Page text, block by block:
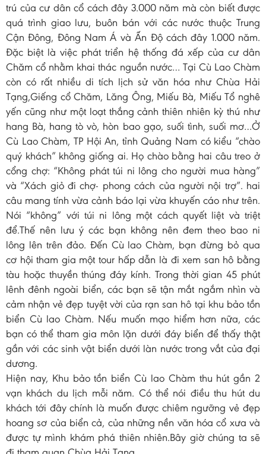
trú của cư dân cổ cách đây 3.000 năm mà còn biết được
quá trình giao lưu, buôn bán với các nước thuộc Trung
Cận Đông, Đông Nam Á và Ấn Độ cách đây 1.000 năm.
Đặc biệt là việc phát triển hệ thống đá xếp của cư dân
Chăm cổ nhằm khai thác nguồn nước… Tại Cù Lao Chàm
còn có rất nhiều di tích lịch sử văn hóa như Chùa Hải
Tạng,Giếng cổ Chăm, Lăng Ông, Miếu Bà, Miếu Tổ nghê
yến cũng như một loạt thắng cảnh thiên nhiên kỳ thú như
hang Bà, hang tò vò, hòn bao gạo, suối tình, suối mơ…Ở
Cù Lao Chàm, TP Hội An, tỉnh Quảng Nam có kiểu “chào
quý khách” không giống ai. Họ chào bằng hai câu treo ở
cổng chợ: “Không phát túi ni lông cho người mua hàng”
và “Xách giỏ đi chợ- phong cách của người nội trợ”. hai
câu mang tính vừa cảnh báo lại vừa khuyến cáo như trên.
Nói “không” với túi ni lông một cách quyết liệt và triệt
để.Thế nên lưu ý các bạn không nên đem theo bao ni
lông lên trên đảo. Đến Cù lao Chàm, bạn đừng bỏ qua
cơ hội tham gia một tour hấp dẫn là đi xem san hô bằng
tàu hoặc thuyền thúng đáy kính. Trong thời gian 45 phút
lênh đênh ngoài biển, các bạn sẽ tận mắt ngắm nhìn và
cảm nhận vẻ đẹp tuyệt vời của rạn san hô tại khu bảo tồn
biển Cù lao Chàm. Nếu muốn mạo hiểm hơn nữa, các
bạn có thể tham gia môn lặn dưới đáy biển để thấy thật
gần với các sinh vật biển dưới làn nước trong vắt của đại
dương.
Hiện nay, Khu bảo tồn biển Cù lao Chàm thu hút gần 2
vạn khách du lịch mỗi năm. Có thể nói điều thu hút du
khách tới đây chính là muốn được chiêm ngưỡng vẻ đẹp
hoang sơ của biển cả, của những nền văn hóa cổ xưa và
được tự mình khám phá thiên nhiên.Bây giờ chúng ta sẽ